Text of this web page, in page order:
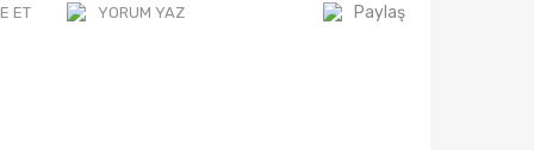
ET YORUM YAZ Paylaş